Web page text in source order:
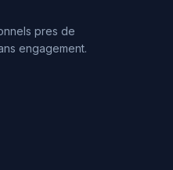
pres de
engagement.